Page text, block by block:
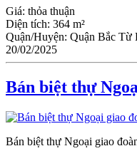
Giá: thỏa thuận
Diện tích: 364 m²
Quận/Huyện: Quận Bắc Từ
20/02/2025
Bán biệt thự
Bán biệt thự Ngoại giao